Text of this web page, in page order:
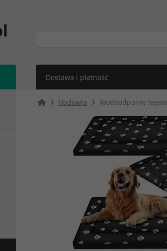
Dostawa i płatność
Hodowla Wodoodporny